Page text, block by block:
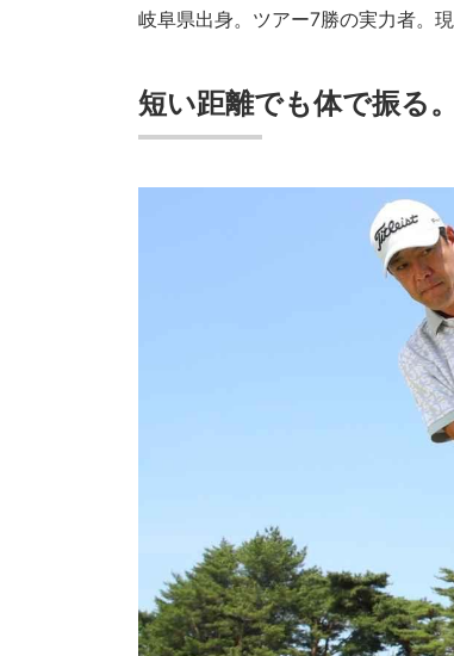
岐阜県出身。ツアー7勝の実力者。
短い距離でも体で振る